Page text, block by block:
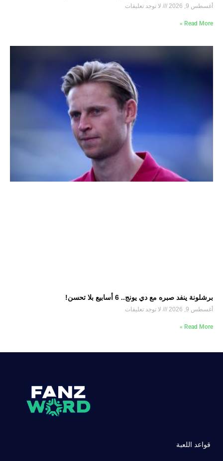
أغسطس 9, 2026 لا توجد تعليقات
Read More »
برشلونة ينفد صبره مع دي يونج.. 6 أسابيع بلا تحسن!
أغسطس 9, 2026 لا توجد تعليقات
Read More »
قواعد اللعبة